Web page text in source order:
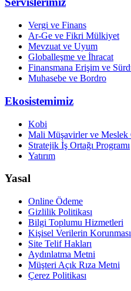
Vergi ve Finans
Ar-Ge ve Fikri Mülkiyet
Mevzuat ve Uyum
Globalleşme ve İhracat
Finansmana Erişim ve
Muhasebe ve Bordro
Ekosistemimiz
Kobi
Mali Müşavirler ve Meslek
Stratejik İş Ortağı Programı
Yatırım
Yasal
Online Ödeme
Gizlilik Politikası
Bilgi Toplumu Hizmetleri
Kişisel Verilerin Korunması
Site Telif Hakları
Aydınlatma Metni
Müşteri Açık Rıza Metni
Çerez Politikası